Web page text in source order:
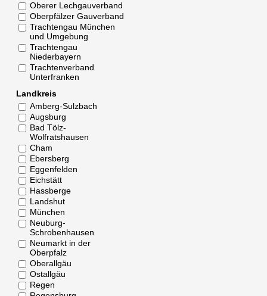
Oberer Lechgauverband
Oberpfälzer Gauverband
Trachtengau München
und Umgebung
Trachtengau
Niederbayern
Trachtenverband
Unterfranken
Landkreis
Amberg-Sulzbach
Augsburg
Bad Tölz-
Wolfratshausen
Cham
Ebersberg
Eggenfelden
Eichstätt
Hassberge
Landshut
München
Neuburg-
Schrobenhausen
Neumarkt in der
Oberpfalz
Oberallgäu
Ostallgäu
Regen